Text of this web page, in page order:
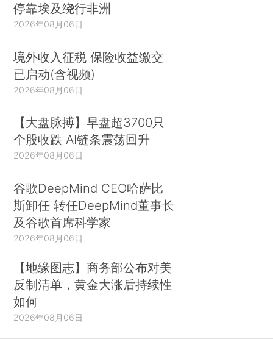
停靠埃及绕行非洲
2026年08月06日
境外收入征税 保险收益缴交
已启动(含视频)
2026年08月06日
【大盘脉搏】早盘超3700只
个股收跌 AI链条震荡回升
2026年08月06日
谷歌DeepMind CEO哈萨比
斯卸任 转任DeepMind董事长
及谷歌首席科学家
2026年08月06日
【地缘图志】商务部公布对美
反制清单，黄金大涨后持续性
如何
2026年08月06日